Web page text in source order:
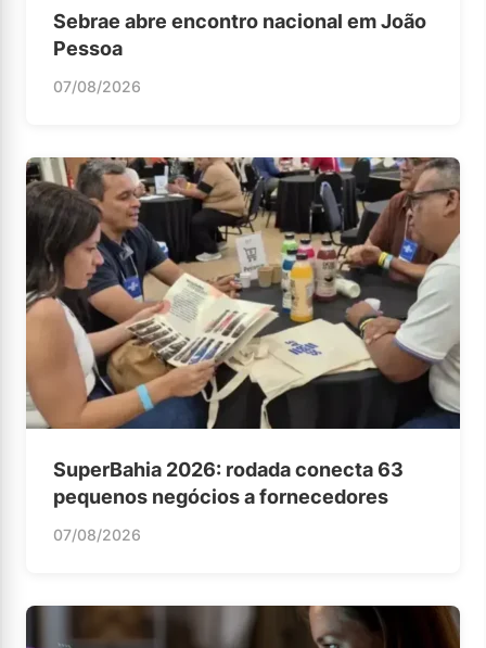
Sebrae abre encontro nacional em João
Pessoa
07/08/2026
SuperBahia 2026: rodada conecta 63
pequenos negócios a fornecedores
07/08/2026